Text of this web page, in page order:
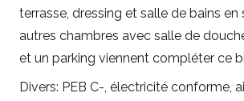
terrasse, dressing et salle de bains en
autres chambres avec salle de
et un parking viennent compléter ce
Divers: PEB C-, électricité conforme,